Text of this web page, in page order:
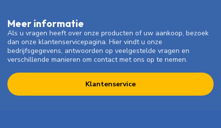
Meer informatie
Als u vragen heeft over onze producten of uw aankoop, bezoek
dan onze klantenservicepagina. Hier vindt u onze
bedrijfsgegevens, antwoorden op veelgestelde vragen en
verschillende manieren om contact met ons op te nemen.
Klantenservice